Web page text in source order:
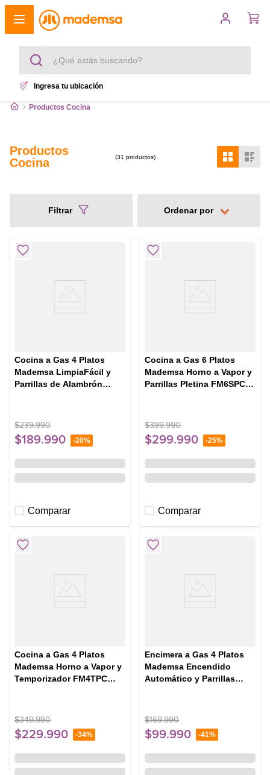
¿Qué estás buscando?
2. lavadora
secadora
Ingresa tu ubicación
Productos Cocina
Productos
Cocina
31 productos
Filtrar
Cocina a Gas 4 Platos
Mademsa LimpiaFácil y
Parrillas de Alambrón
$239.990
$189.990 -20%
Comparar
Cocina a Gas 6 Platos
Mademsa Horno a Vapor y
Parrillas Pletina FM6SPC
$399.990
$299.990 -25%
Comparar
Cocina a Gas 4 Platos
Mademsa Horno a Vapor y
Temporizador FM4TPC
$349.990
$229.990 -34%
Encimera a Gas 4 Platos
Mademsa Encendido
Automático y Parrillas
$169.990
$99.990 -41%